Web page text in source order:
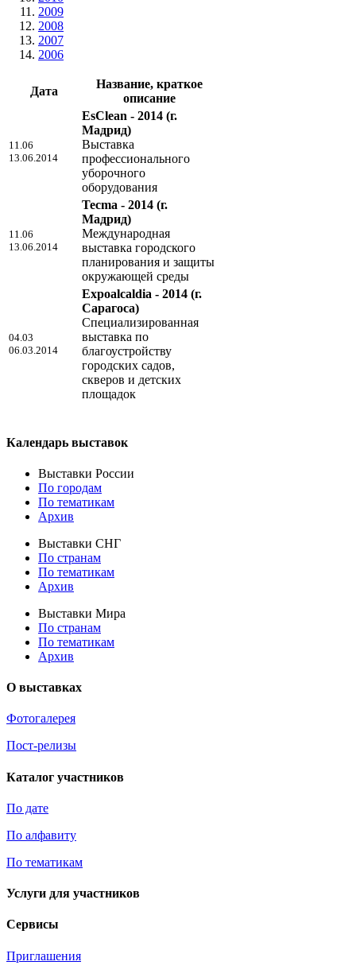
2009
2008
2007
2006
Дата
Название, краткое
описание
11.06
13.06.2014
EsClean - 2014 (г.
Мадрид)
Выставка
профессионального
уборочного
оборудования
11.06
13.06.2014
Tecma - 2014 (г.
Мадрид)
Международная
выставка городского
планирования и защиты
окружающей среды
04.03
06.03.2014
Expoalcaldia - 2014 (г.
Сарагоса)
Специализированная
выставка по
благоустройству
городских садов,
скверов и детских
площадок
Календарь выставок
Выставки России
По городам
По тематикам
Архив
Выставки СНГ
По странам
По тематикам
Архив
Выставки Мира
По странам
По тематикам
Архив
О выставках
Фотогалерея
Пост-релизы
Каталог участников
По дате
По алфавиту
По тематикам
Услуги для участников
Сервисы
Приглашения